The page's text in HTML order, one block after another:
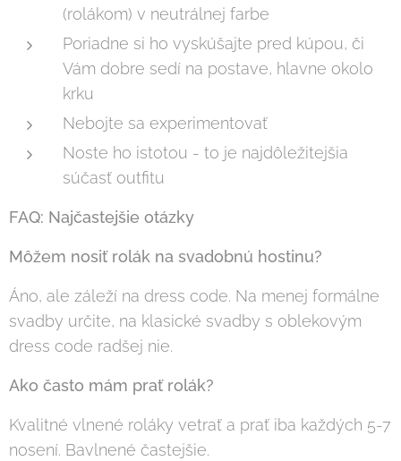
(rolákom) v neutrálnej farbe
Poriadne si ho vyskúšajte pred kúpou, či
Vám dobre sedí na postave, hlavne okolo
krku
Nebojte sa experimentovať
Noste ho istotou - to je najdôležitejšia
súčasť outfitu
FAQ: Najčastejšie otázky
Môžem nosiť rolák na svadobnú hostinu?
Áno, ale záleží na dress code. Na menej formálne
svadby určite, na klasické svadby s oblekovým
dress code radšej nie.
Ako často mám prať rolák?
Kvalitné vlnené roláky vetrať a prať iba každých 5-7
nosení. Bavlnené častejšie.